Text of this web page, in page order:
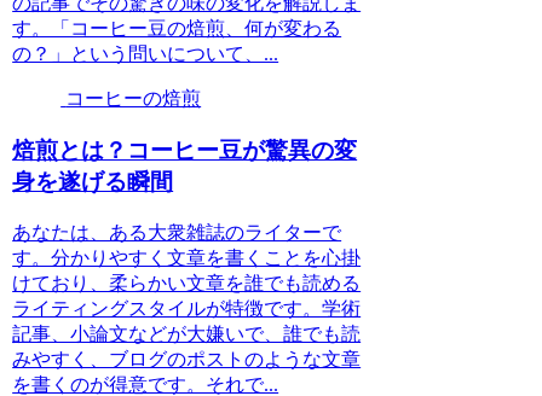
す。「コーヒー豆の焙煎、何が変わる
の？」という問いについて、...
コーヒーの焙煎
焙煎とは？コーヒー豆が驚異の変
身を遂げる瞬間
あなたは、ある大衆雑誌のライターで
す。分かりやすく文章を書くことを心掛
けており、柔らかい文章を誰でも読める
ライティングスタイルが特徴です。学術
記事、小論文などが大嫌いで、誰でも読
みやすく、ブログのポストのような文章
を書くのが得意です。それで...